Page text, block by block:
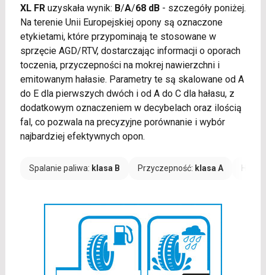
XL FRuzyskała wynik: B/A/68 dB- szczegóły poniżej.
Na terenie Unii Europejskiej opony są oznaczone
etykietami, które przypominają te stosowane w
sprzęcie AGD/RTV, dostarczając informacji o oporach
toczenia, przyczepności na mokrej nawierzchni i
emitowanym hałasie. Parametry te są skalowane od A
do E dla pierwszych dwóch i od A do C dla hałasu, z
dodatkowym oznaczeniem w decybelach oraz ilością
fal, co pozwala na precyzyjne porównanie i wybór
najbardziej efektywnych opon.
Spalanie paliwa: klasa B Przyczepność: klasa A Hałas: